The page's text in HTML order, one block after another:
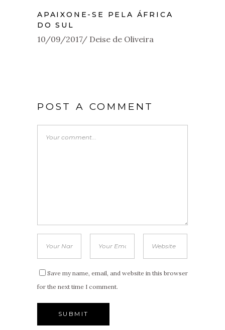
APAIXONE-SE PELA ÁFRICA
DO SUL
10/09/2017 Deise de Oliveira
POST A COMMENT
Save my name, email, and website in this browser
for the next time I comment.